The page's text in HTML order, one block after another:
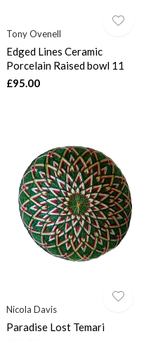
Tony Ovenell
Edged Lines Ceramic
Porcelain Raised bowl 11
£95.00
Nicola Davis
Paradise Lost Temari